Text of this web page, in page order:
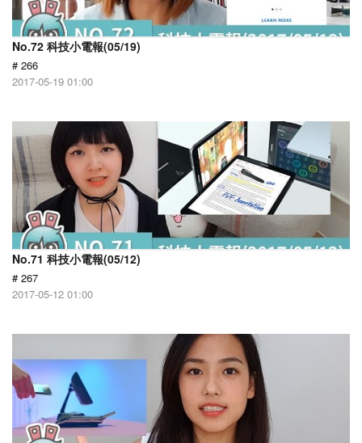
No.72 科技小電報(05/19)
# 266
2017-05-19 01:00
No.71 科技小電報(05/12)
# 267
2017-05-12 01:00